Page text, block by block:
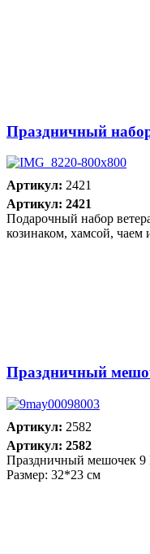
Праздничный
Артикул: 2421
Артикул: 2421
Подарочный набор
козинаком, хамсой, чаем
Праздничный
Артикул: 2582
Артикул: 2582
Праздничный мешочек 9
Размер: 32*23 см